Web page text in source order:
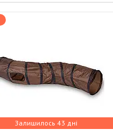
Залишилось 43 дні